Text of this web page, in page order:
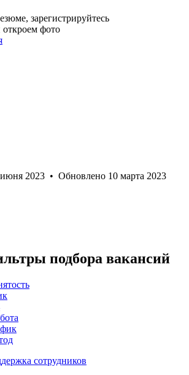
зарегистрируйтесь
откроем фото
2023 • Обновлено 10 марта 2023
подбора вакансий
сотрудников